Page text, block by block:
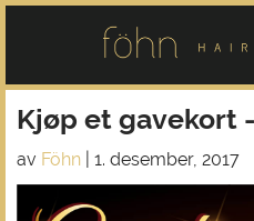
Kjøp et gavekort
av Föhn 1. desember, 2017